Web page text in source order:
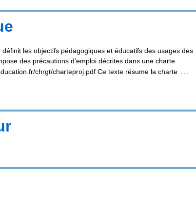
les objectifs pédagogiques et éducatifs des usages des
des précautions d’emploi décrites dans une charte
chrgt/charteproj.pdf Ce texte résume la charte …